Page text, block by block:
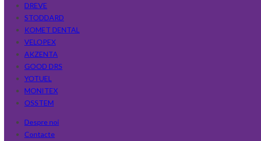
DREVE
STODDARD
KOMET DENTAL
VELOPEX
AKZENTA
GOOD DRS
YOTUEL
MONITEX
OSSTEM
Despre noi
Contacte